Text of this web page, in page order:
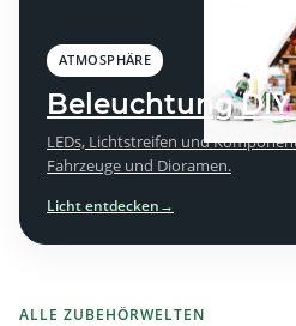
ATMOSPHÄRE
Beleuchtung DIY
LEDs, Lichtstreifen und
Fahrzeuge und Dioramen.
Licht entdecken→
ALLE ZUBEHÖRWELTEN